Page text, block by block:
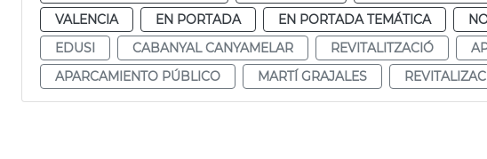
VALENCIA
EN PORTADA EN PORTADA TEMÁTICA
EDUSI
CABANYAL CANYAMELAR REVITALITZACIÓ
APARCAMIENTO PÚBLICO
MARTÍ GRAJALES